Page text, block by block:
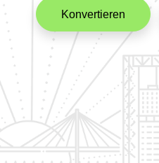
Konvertieren